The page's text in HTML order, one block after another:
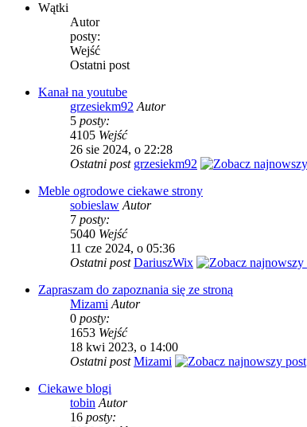
Wątki
Autor
posty:
Wejść
Ostatni post
Kanał na youtube
grzesiekm92 Autor
5 posty:
4105 Wejść
26 sie 2024, o 22:28
Ostatni post grzesiekm92
Meble ogrodowe ciekawe strony
sobieslaw Autor
7 posty:
5040 Wejść
11 cze 2024, o 05:36
Ostatni postDariuszWix
Zapraszam do zapoznania się ze stroną
Mizami Autor
0 posty:
1653 Wejść
18 kwi 2023, o 14:00
Ostatni postMizami
Ciekawe blogi
tobin Autor
16 posty: